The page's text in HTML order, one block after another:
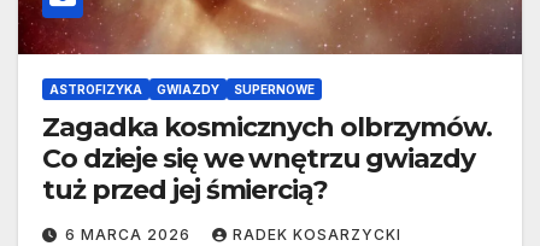
ASTROFIZYKA GWIAZDY SUPERNOWE
Zagadka kosmicznych olbrzymów.
Co dzieje się we wnętrzu gwiazdy
tuż przed jej śmiercią?
6 MARCA 2026 RADEK KOSARZYCKI